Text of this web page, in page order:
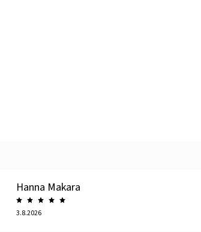
Hanna Makara
3.8.2026